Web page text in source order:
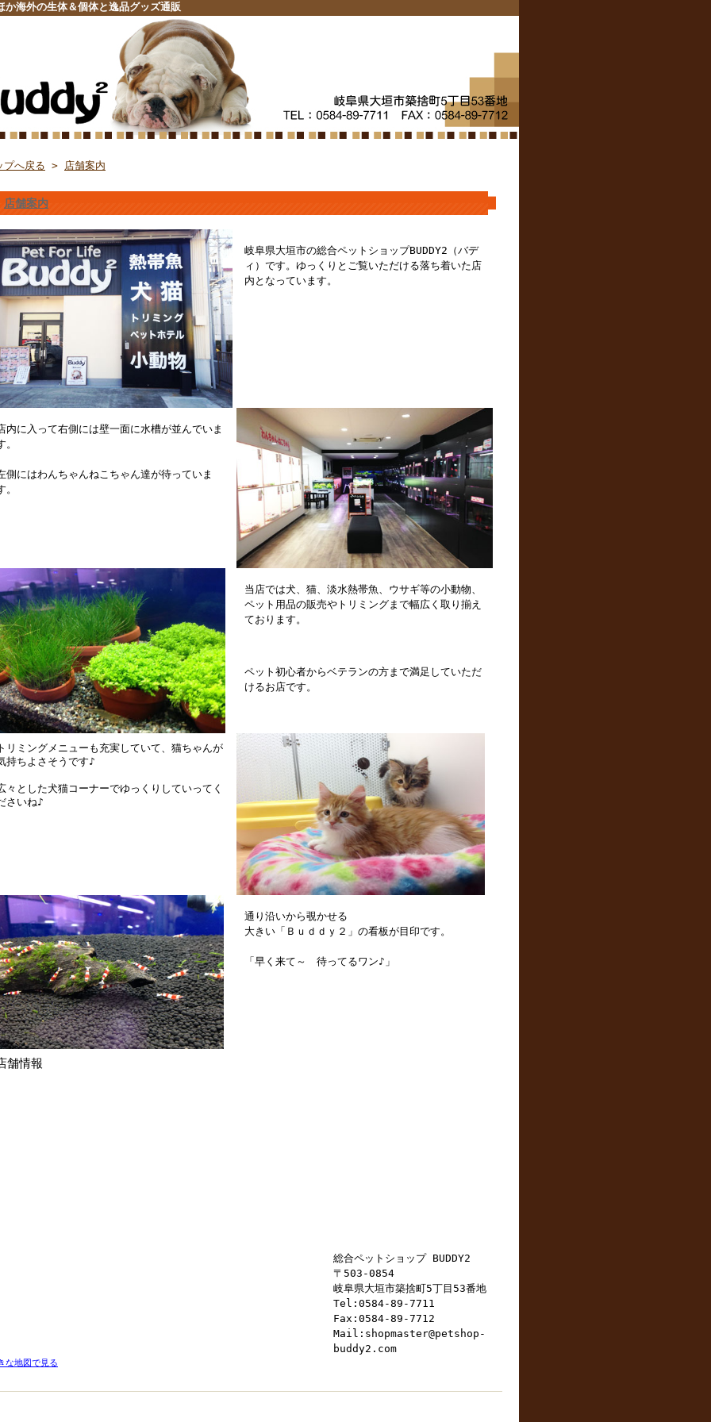
海外の生体＆個体と逸品グッズ通販
プへ戻る > 店舗案内
店舗案内
岐阜県大垣市の総合ペットショップBUDDY2（バデ
ィ）です。ゆっくりとご覧いただける落ち着いた店
内となっています。
内に入って右側には壁一面に水槽が並んでいま
。
側にはわんちゃんねこちゃん達が待っていま
。
当店では犬、猫、淡水熱帯魚、ウサギ等の小動物、
ペット用品の販売やトリミングまで幅広く取り揃え
ております。
ペット初心者からベテランの方まで満足していただ
けるお店です。
リミングメニューも充実していて、猫ちゃんが
持ちよさそうです♪
々とした犬猫コーナーでゆっくりしていってく
さいね♪
通り沿いから覗かせる
大きい「Ｂｕｄｄｙ２」の看板が目印です。
「早く来て～ 待ってるワン♪」
舗情報
な地図で見る
総合ペットショップ BUDDY2
〒503-0854
岐阜県大垣市築捨町5丁目53番地
Tel:0584-89-7711
Fax:0584-89-7712
Mail:shopmaster@petshop-
buddy2.com